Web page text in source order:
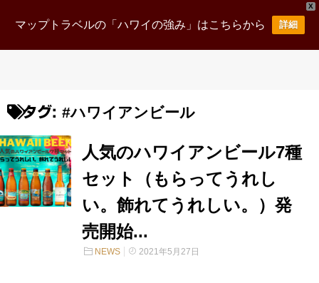
X
マップトラベルの「ハワイの強み」はこちらから 詳細
タグ: #ハワイアンビール
人気のハワイアンビール7種
セット（もらってうれし
い。飾れてうれしい。）発
売開始...
NEWS 2021年5月27日